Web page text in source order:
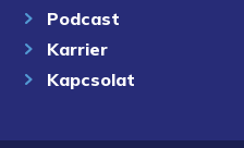
Podcast
Karrier
Kapcsolat